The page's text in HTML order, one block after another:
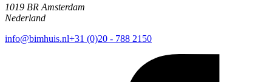
1019 BR Amsterdam
Nederland
info@bimhuis.nl+31 (0)20 - 788 2150